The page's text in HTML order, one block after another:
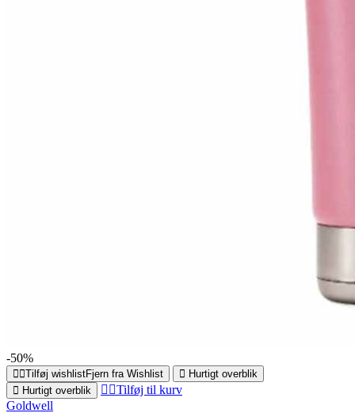
-50%
Tilføj wishlistFjern fra Wishlist
Hurtigt overblik
Hurtigt overblik
Tilføj til kurv
Goldwell